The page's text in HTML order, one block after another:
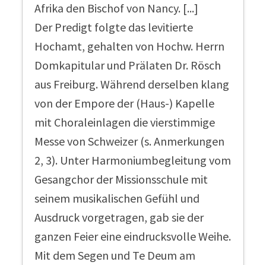
Afrika den Bischof von Nancy. [...]
Der Predigt folgte das levitierte
Hochamt, gehalten von Hochw. Herrn
Domkapitular und Prälaten Dr. Rösch
aus Freiburg. Während derselben klang
von der Empore der (Haus-) Kapelle
mit Choraleinlagen die vierstimmige
Messe von Schweizer (s. Anmerkungen
2, 3). Unter Harmoniumbegleitung vom
Gesangchor der Missionsschule mit
seinem musikalischen Gefühl und
Ausdruck vorgetragen, gab sie der
ganzen Feier eine eindrucksvolle Weihe.
Mit dem Segen und Te Deum am